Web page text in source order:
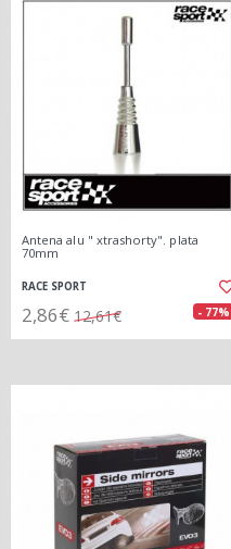
Antena alu " xtrashorty". plata
70mm
RACE SPORT
2,86€ 12,61€ - 77%